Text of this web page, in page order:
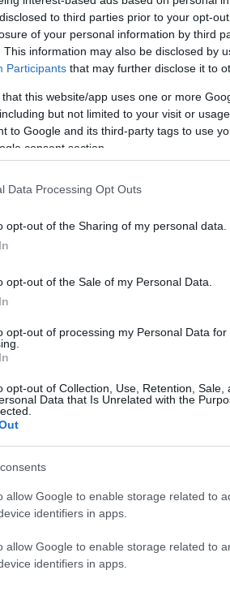
to third parties prior to your opt-
of your personal information by third
This information may also be disclosed by
Participants that may further disclose it to
that this website/app uses one or more
but not limited to your visit or
to Google and its third-party tags to use
consent section.
Data Processing Opt Outs
opt-out of the Sharing of my personal data.
opt-out of the Sale of my Personal Data.
opt-out of processing my Personal Data for
opt-out of Collection, Use, Retention, Sale,
Data that Is Unrelated with the
allow Google to enable storage related to
identifiers in apps.
allow Google to enable storage related to
identifiers in apps.